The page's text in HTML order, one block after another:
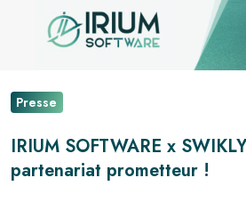
prometteur
Presse
IRIUM SOFTWARE x
partenariat prometteur !